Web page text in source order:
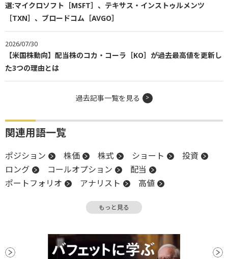
選:マイクロソフト［MSFT］、テキサス・インストゥルメンツ
［TXN］、ブロードコム［AVGO］
2026/07/30
【米国株動向】配当株のコカ・コーラ［KO］が過去最高値を更新し
た3つの理由とは
過去記事一覧を見る
関連用語一覧
ポジション 株価 株式 ショート
投資
ロング
コールオプション
配当
ポートフォリオ
アナリスト
高値
四半期決算 リスク
子会社
バリュエーション
安値
もっと見る